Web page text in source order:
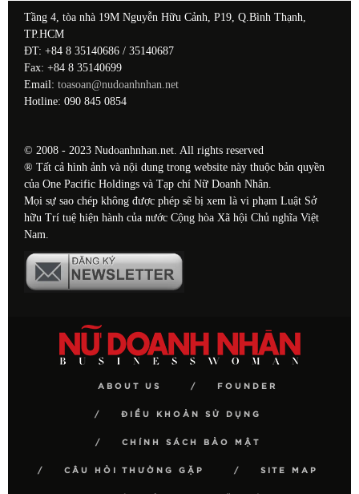
Tầng 4, tòa nhà 19M Nguyễn Hữu Cảnh, P19, Q.Bình Thạnh,
TP.HCM
ĐT: +84 8 35140686 / 35140687
Fax: +84 8 35140699
Email: toasoan@nudoanhnhan.net
Hotline: 090 845 0854
© 2008 - 2023 Nudoanhnhan.net. All rights reserved
® Tất cả hình ảnh và nội dung trong website này thuộc bản quyền
của One Pacific Holdings và Tạp chí Nữ Doanh Nhân.
Mọi sự sao chép không được phép sẽ bị xem là vi phạm Luật Sở
hữu Trí tuệ hiện hành của nước Cộng hòa Xã hội Chủ nghĩa Việt
Nam.
ABOUT US FOUNDER
ĐIỀU KHOẢN SỬ DỤNG
CHÍNH SÁCH BẢO MẬT
CÂU HỎI THƯỜNG GẶP SITE MAP